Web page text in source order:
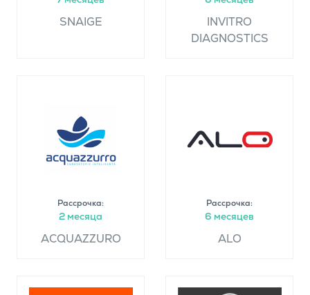
SNAIGE
INVITRO
DIAGNOSTICS
Рассрочка:
2 месяца
ACQUAZZURO
Рассрочка:
6 месяцев
ALO